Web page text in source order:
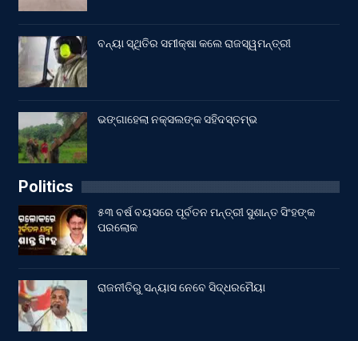
ବନ୍ୟା ସ୍ଥିତିର ସମୀକ୍ଷା କଲେ ରାଜସ୍ୱମନ୍ତ୍ରୀ
ଭଙ୍ଗାହେଲା ନକ୍ସଲଙ୍କ ସହିଦସ୍ତମ୍ଭ
Politics
୫୩ ବର୍ଷ ବୟସରେ ପୂର୍ବତନ ମନ୍ତ୍ରୀ ସୁଶାନ୍ତ ସିଂହଙ୍କ
ପରଲୋକ
ରାଜନୀତିରୁ ସନ୍ୟାସ ନେବେ ସିଦ୍ଧରମୈୟା